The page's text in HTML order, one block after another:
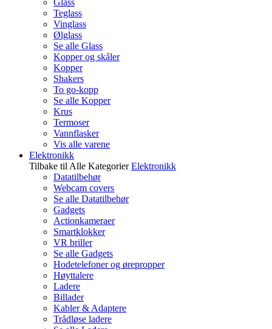
Glass
Teglass
Vinglass
Ølglass
Se alle Glass
Kopper og skåler
Kopper
Shakers
To go-kopp
Se alle Kopper
Krus
Termoser
Vannflasker
Vis alle varene
Elektronikk
Tilbake til Alle Kategorier Elektronikk
Datatilbehør
Webcam covers
Se alle Datatilbehør
Gadgets
Actionkameraer
Smartklokker
VR briller
Se alle Gadgets
Hodetelefoner og ørepropper
Høyttalere
Ladere
Billader
Kabler & Adaptere
Trådløse ladere